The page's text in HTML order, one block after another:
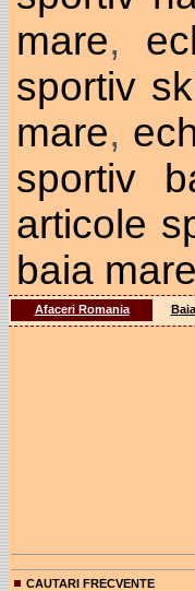
mare,
sportiv
mare,
sportiv
articole
baia mare
Afaceri Romania
CAUTARI FRECVENTE